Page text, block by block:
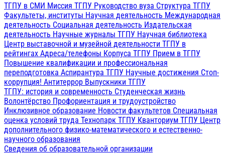
ТГПУ в СМИ Миссия ТГПУ Руководство вуза Структура ТГПУ
Факультеты, институты Научная деятельность Международная
деятельность Социальная деятельность Издательская
деятельность Научные журналы ТГПУ Научная библиотека
Центр выставочной и музейной деятельности ТГПУ в
рейтингах Адреса/телефоны Корпуса ТГПУ Прием в ТГПУ
Повышение квалификации и профессиональная
переподготовка Аспирантура ТГПУ Научные достижения Стоп-
коррупция! Антитеррор Выпускники ТГПУ
ТГПУ: история и современность Студенческая жизнь
Волонтёрство Профориентация и трудоустройство
Инклюзивное образование Новости факультетов Специальная
оценка условий труда Технопарк ТГПУ Кванториум ТГПУ Центр
дополнительного физико-математического и естественно-
научного образования
Сведения об образовательной организации